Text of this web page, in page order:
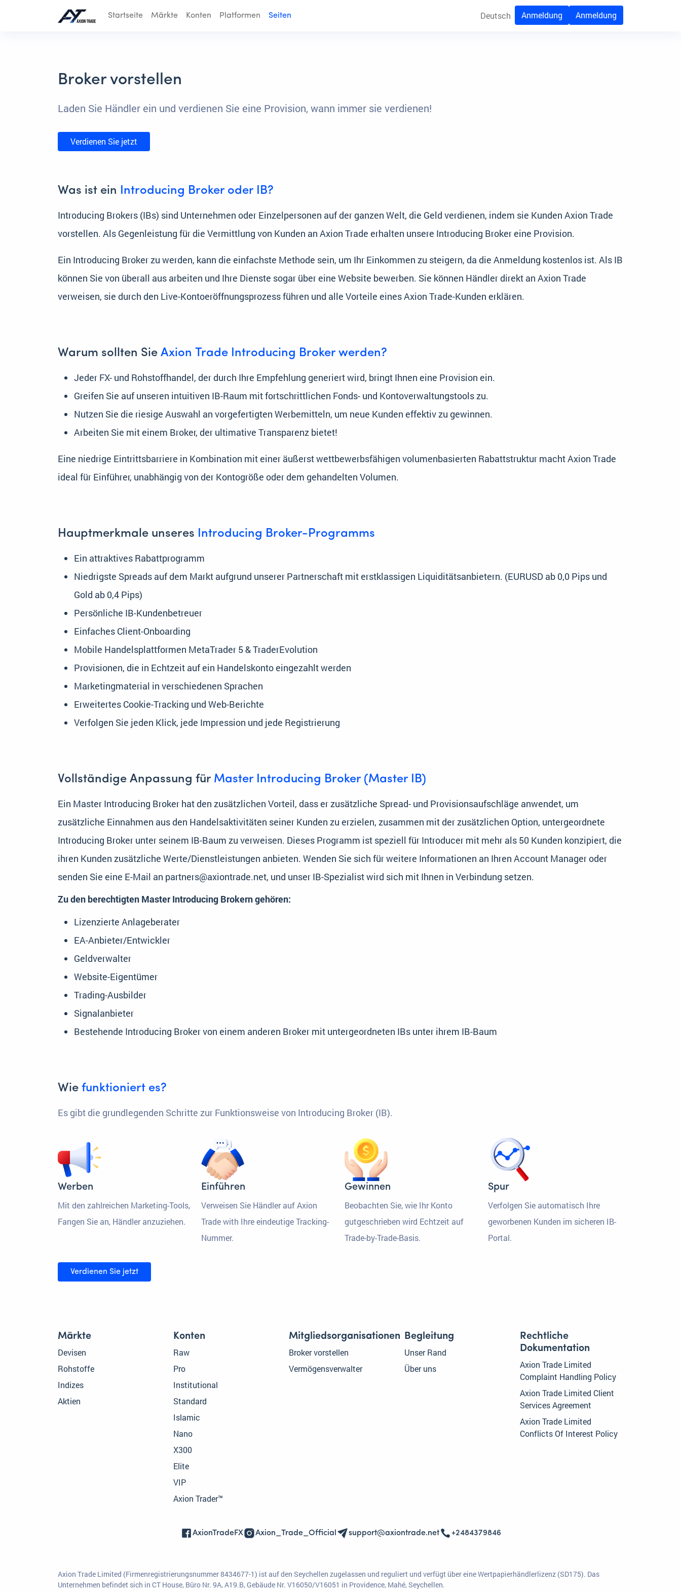
Startseite Märkte Konten Platformen Seiten Deutsch Anmeldung Anmeldung
Broker vorstellen
Laden Sie Händler ein und verdienen Sie eine Provision, wann immer sie verdienen!
Verdienen Sie jetzt
Was ist ein Introducing Broker oder IB?
Introducing Brokers (IBs) sind Unternehmen oder Einzelpersonen auf der ganzen Welt, die Geld verdienen, indem sie Kunden Axion Trade
vorstellen. Als Gegenleistung für die Vermittlung von Kunden an Axion Trade erhalten unsere Introducing Broker eine Provision.
Ein Introducing Broker zu werden, kann die einfachste Methode sein, um Ihr Einkommen zu steigern, da die Anmeldung kostenlos ist. Als IB
können Sie von überall aus arbeiten und Ihre Dienste sogar über eine Website bewerben. Sie können Händler direkt an Axion Trade
verweisen, sie durch den Live-Kontoeröffnungsprozess führen und alle Vorteile eines Axion Trade-Kunden erklären.
Warum sollten Sie Axion Trade Introducing Broker werden?
Jeder FX- und Rohstoffhandel, der durch Ihre Empfehlung generiert wird, bringt Ihnen eine Provision ein.
Greifen Sie auf unseren intuitiven IB-Raum mit fortschrittlichen Fonds- und Kontoverwaltungstools zu.
Nutzen Sie die riesige Auswahl an vorgefertigten Werbemitteln, um neue Kunden effektiv zu gewinnen.
Arbeiten Sie mit einem Broker, der ultimative Transparenz bietet!
Eine niedrige Eintrittsbarriere in Kombination mit einer äußerst wettbewerbsfähigen volumenbasierten Rabattstruktur macht Axion Trade
ideal für Einführer, unabhängig von der Kontogröße oder dem gehandelten Volumen.
Hauptmerkmale unseres Introducing Broker-Programms
Ein attraktives Rabattprogramm
Niedrigste Spreads auf dem Markt aufgrund unserer Partnerschaft mit erstklassigen Liquiditätsanbietern. (EURUSD ab 0,0 Pips und
Gold ab 0,4 Pips)
Persönliche IB-Kundenbetreuer
Einfaches Client-Onboarding
Mobile Handelsplattformen MetaTrader 5 & TraderEvolution
Provisionen, die in Echtzeit auf ein Handelskonto eingezahlt werden
Marketingmaterial in verschiedenen Sprachen
Erweitertes Cookie-Tracking und Web-Berichte
Verfolgen Sie jeden Klick, jede Impression und jede Registrierung
Vollständige Anpassung für Master Introducing Broker (Master IB)
Ein Master Introducing Broker hat den zusätzlichen Vorteil, dass er zusätzliche Spread- und Provisionsaufschläge anwendet, um
zusätzliche Einnahmen aus den Handelsaktivitäten seiner Kunden zu erzielen, zusammen mit der zusätzlichen Option, untergeordnete
Introducing Broker unter seinem IB-Baum zu verweisen. Dieses Programm ist speziell für Introducer mit mehr als 50 Kunden konzipiert, die
ihren Kunden zusätzliche Werte/Dienstleistungen anbieten. Wenden Sie sich für weitere Informationen an Ihren Account Manager oder
senden Sie eine E-Mail an partners@axiontrade.net, und unser IB-Spezialist wird sich mit Ihnen in Verbindung setzen.
Zu den berechtigten Master Introducing Brokern gehören:
Lizenzierte Anlageberater
EA-Anbieter/Entwickler
Geldverwalter
Website-Eigentümer
Trading-Ausbilder
Signalanbieter
Bestehende Introducing Broker von einem anderen Broker mit untergeordneten IBs unter ihrem IB-Baum
Wie funktioniert es?
Es gibt die grundlegenden Schritte zur Funktionsweise von Introducing Broker (IB).
Werben
Mit den zahlreichen Marketing-Tools,
Fangen Sie an, Händler anzuziehen.
Einführen
Verweisen Sie Händler auf Axion
Trade with Ihre eindeutige Tracking-
Nummer.
Gewinnen
Beobachten Sie, wie Ihr Konto
gutgeschrieben wird Echtzeit auf
Trade-by-Trade-Basis.
Spur
Verfolgen Sie automatisch Ihre
geworbenen Kunden im sicheren IB-
Portal.
Verdienen Sie jetzt
Märkte
Devisen
Rohstoffe
Indizes
Aktien
Konten
Raw
Pro
Institutional
Standard
Islamic
Nano
X300
Elite
VIP
Axion Trader™
Mitgliedsorganisationen
Broker vorstellen
Vermögensverwalter
Begleitung
Unser Rand
Über uns
Rechtliche
Dokumentation
Axion Trade Limited
Complaint Handling Policy
Axion Trade Limited Client
Services Agreement
Axion Trade Limited
Conflicts Of Interest Policy
AxionTradeFX Axion_Trade_Official support@axiontrade.net +2484379846
Axion Trade Limited (Firmenregistrierungsnummer 8434677-1) ist auf den Seychellen zugelassen und reguliert und verfügt über eine Wertpapierhändlerlizenz (SD175). Das
Unternehmen befindet sich in CT House, Büro Nr. 9A, A19.B, Gebäude Nr. V16050/V16051 in Providence, Mahé, Seychellen.